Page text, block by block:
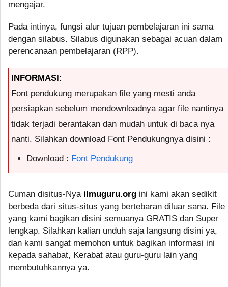
mengajar.
Pada intinya, fungsi alur tujuan pembelajaran ini sama
dengan silabus. Silabus digunakan sebagai acuan dalam
perencanaan pembelajaran (RPP).
INFORMASI:
Font pendukung merupakan file yang mesti anda
persiapkan sebelum mendownloadnya agar file nantinya
tidak terjadi berantakan dan mudah untuk di baca nya
nanti. Silahkan download Font Pendukungnya disini :
Download : Font Pendukung
Cuman disitus-Nya ilmuguru.org ini kami akan sedikit
berbeda dari situs-situs yang bertebaran diluar sana. File
yang kami bagikan disini semuanya GRATIS dan Super
lengkap. Silahkan kalian unduh saja langsung disini ya,
dan kami sangat memohon untuk bagikan informasi ini
kepada sahabat, Kerabat atau guru-guru lain yang
membutuhkannya ya.